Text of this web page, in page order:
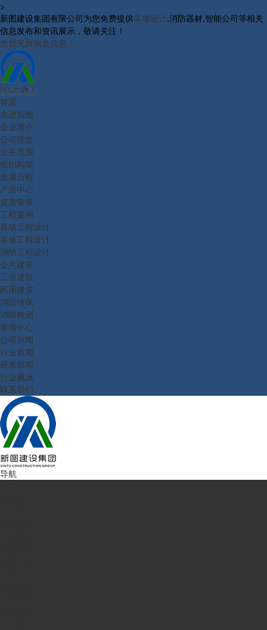
>
新图建设集团有限公司为您免费提供幕墙设计,消防器材,智能公司等相关
信息发布和资讯展示，敬请关注！
您暂无新询盘信息！
首页
走进新图
企业简介
公司理念
业务范围
组织构架
发展历程
产品中心
资质荣誉
工程案例
幕墙工程设计
装修工程设计
消防工程设计
公共建筑
工业建筑
民用建筑
消防维保
消防检测
新闻中心
公司新闻
行业新闻
研发新闻
行业概况
联系我们
导航